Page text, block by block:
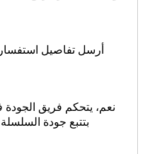
نعم، يتحكم فريق الجودة
بتتبع جودة